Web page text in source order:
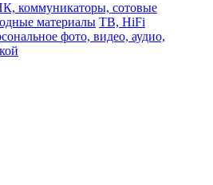
коммуникаторы, сотовые
материалы ТВ, HiFi
фото, видео, аудио,